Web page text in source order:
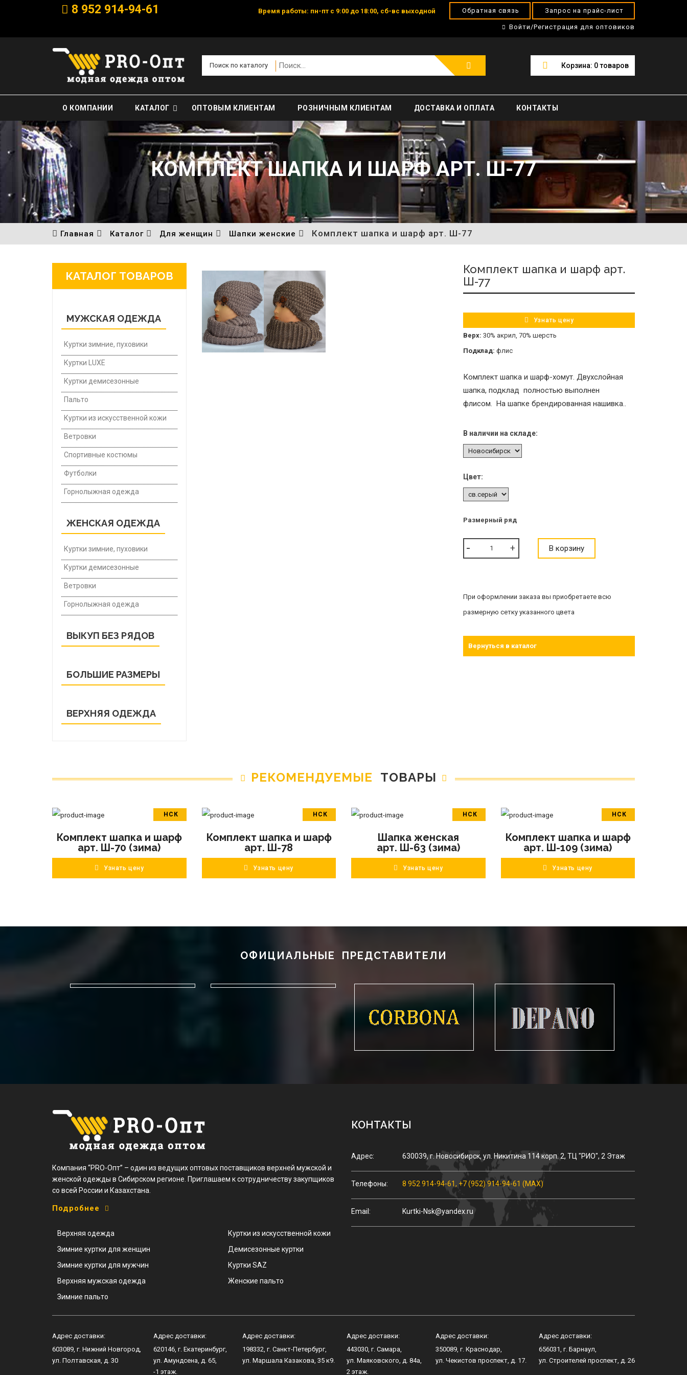
8 952 914-94-61 Время работы: пн-пт с 9:00 до 18:00, сб-вс выходной Обратная связь Запрос на прайс-лист
Войти/Регистрация для оптовиков
Поиск по каталогу Корзина: 0товаров
О КОМПАНИИ КАТАЛОГ ОПТОВЫМ КЛИЕНТАМ РОЗНИЧНЫМ КЛИЕНТАМ ДОСТАВКА И ОПЛАТА КОНТАКТЫ
КОМПЛЕКТ ШАПКА И ШАРФ АРТ. Ш-77
Главная Каталог Для женщин Шапки женские Комплект шапка и шарф арт. Ш-77
КАТАЛОГ ТОВАРОВ
МУЖСКАЯ ОДЕЖДА
Куртки зимние, пуховики
Куртки LUXE
Куртки демисезонные
Пальто
Куртки из искусственной кожи
Ветровки
Спортивные костюмы
Футболки
Горнолыжная одежда
ЖЕНСКАЯ ОДЕЖДА
Куртки зимние, пуховики
Куртки демисезонные
Ветровки
Горнолыжная одежда
ВЫКУП БЕЗ РЯДОВ
БОЛЬШИЕ РАЗМЕРЫ
ВЕРХНЯЯ ОДЕЖДА
Комплект шапка и шарф арт.
Ш-77
Узнать цену
Верх:30% акрил, 70% шерсть
Подклад:флис
Комплект шапка и шарф-хомут. Двухслойная
шапка, подклад полностью выполнен
флисом. На шапке брендированная нашивка..
В наличии на складе:
Цвет:
Размерный ряд
В корзину
При оформлении заказа вы приобретаете всю
размерную сетку указанного цвета
Вернуться в каталог
РЕКОМЕНДУЕМЫЕ ТОВАРЫ
НСК
ПОДРОБНЕЕ
Комплект шапка и шарф
арт. Ш-70 (зима)
Узнать цену
НСК
ПОДРОБНЕЕ
Комплект шапка и шарф
арт. Ш-78
Узнать цену
НСК
ПОДРОБНЕЕ
Шапка женская
арт. Ш-63 (зима)
Узнать цену
НСК
ПОДРОБНЕЕ
Комплект шапка и шарф
арт. Ш-109 (зима)
Узнать цену
ОФИЦИАЛЬНЫЕ ПРЕДСТАВИТЕЛИ
Компания “PRO-Опт” – один из ведущих оптовых поставщиков верхней мужской и
женской одежды в Сибирском регионе. Приглашаем к сотрудничеству закупщиков
со всей России и Казахстана.
Подробнее
Верхняя одежда
Зимние куртки для женщин
Зимние куртки для мужчин
Верхняя мужская одежда
Зимние пальто
Куртки из искусственной кожи
Демисезонные куртки
Куртки SAZ
Женские пальто
КОНТАКТЫ
Адрес: 630039,г.Новосибирск, ул. Никитина 114 корп. 2, ТЦ "РИО", 2 Этаж
Телефоны: 8 952 914-94-61, +7 (952) 914-94-61 (MAX)
Email: Kurtki-Nsk@yandex.ru
Адрес доставки:
603089, г. Нижний Новгород,
ул. Полтавская, д. 30
Адрес доставки:
620146, г. Екатеринбург,
ул. Амундсена, д. 65,
-1 этаж.
Адрес доставки:
198332, г. Санкт-Петербург,
ул. Маршала Казакова, 35 к9.
Адрес доставки:
443030, г.Самара,
ул.Маяковского, д. 84а,
2 этаж.
Адрес доставки:
350089, г.Краснодар,
ул.Чекистов проспект, д. 17.
Адрес доставки:
656031, г. Барнаул,
ул. Строителей проспект, д. 26